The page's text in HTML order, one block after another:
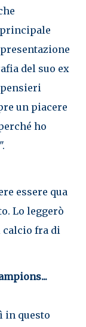
del suo ex
un piacere
ho
essere qua
Lo leggerò
calcio fra di
in questo